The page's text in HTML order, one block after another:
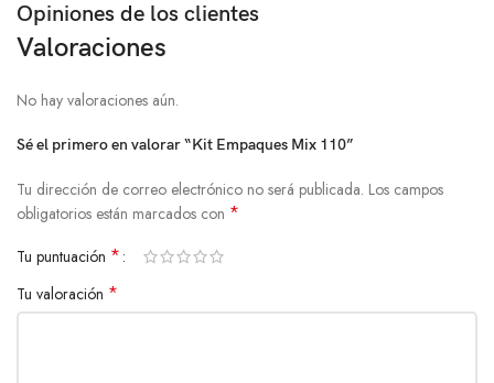
Opiniones de los clientes
Valoraciones
No hay valoraciones aún.
Sé el primero en valorar “Kit Empaques Mix 110”
Tu dirección de correo electrónico no será publicada. Los campos
obligatorios están marcados con *
Tu puntuación *
Tu valoración *